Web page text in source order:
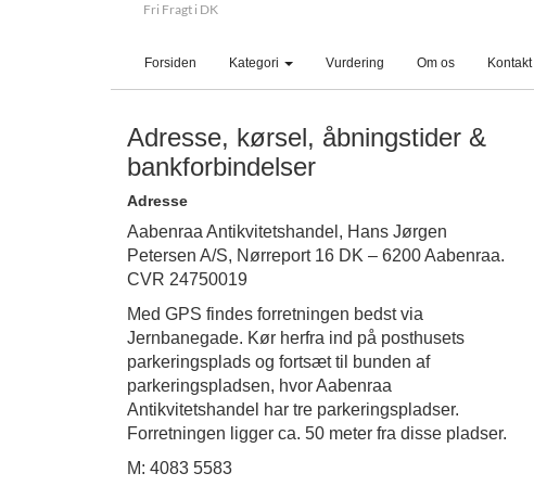
Fri Fragt i DK
Forsiden (current)Kategori Vurdering Om os Kontakt
Adresse, kørsel, åbningstider &
bankforbindelser
Adresse
Aabenraa Antikvitetshandel, Hans Jørgen
Petersen A/S, Nørreport 16 DK – 6200 Aabenraa.
CVR 24750019
Med GPS findes forretningen bedst via
Jernbanegade. Kør herfra ind på posthusets
parkeringsplads og fortsæt til bunden af
parkeringspladsen, hvor Aabenraa
Antikvitetshandel har tre parkeringspladser.
Forretningen ligger ca. 50 meter fra disse pladser.
M: 4083 5583